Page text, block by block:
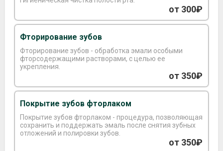
от 300₽
Фторирование зубов
Фторирование зубов - обработка эмали особыми
фторсодержащими растворами, с целью ее
укрепления.
от 350₽
Покрытие зубов фторлаком
Покрытие зубов фторлаком - процедура, позволяющая
сохранить и поддержать эмаль после снятия зубных
отложений и полировки зубов.
от 350₽